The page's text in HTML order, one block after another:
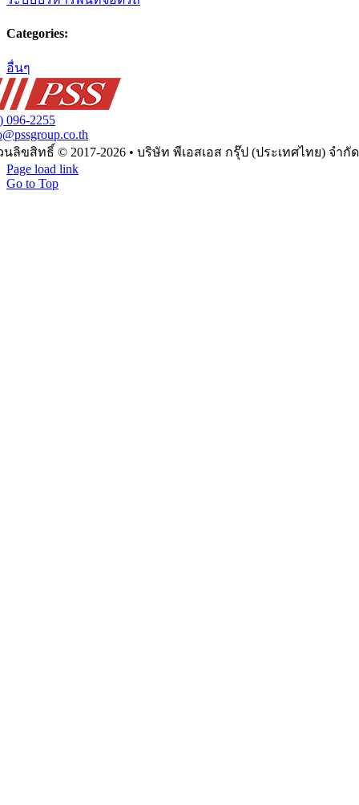
Categories:
อื่นๆ
096-2255
PSS Group (Thailand) Company Limited
นลิขสิทธิ์ © 2017-2026 • บริษัท พีเอสเอส กรุ๊ป (ประเทศไทย) จำกัด
Page load link
Go to Top